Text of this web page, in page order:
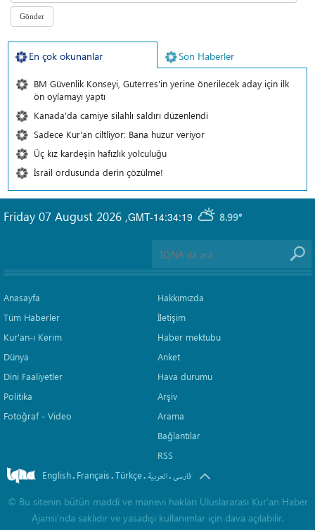
En çok okunanlar Son Haberler
BM Güvenlik Konseyi, Guterres'in yerine önerilecek aday için ilk
ön oylamayı yaptı
Kanada'da camiye silahlı saldırı düzenlendi
Sadece Kur'an ciltliyor: Bana huzur veriyor
Üç kız kardeşin hafızlık yolculuğu
İsrail ordusunda derin çözülme!
GMT-14:34:19 8.99°
Friday 07 August 2026 ,
Anasayfa
Tüm Haberler
Kur'an-ı Kerim
Dünya
Dini Faaliyetler
Politika
Fotoğraf - Video
Hakkımızda
İletişim
Haber mektubu
Anket
Hava durumu
Arşiv
Arama
Bağlantılar
RSS
English. Français.Türkçe. العربیة.فارسی
© Bu sitenin bütün maddi ve manevi hakları Uluslararası Kur’an Haber
Ajansı’nda saklıdır ve yasadışı kullanımlar için dava açılabilir.